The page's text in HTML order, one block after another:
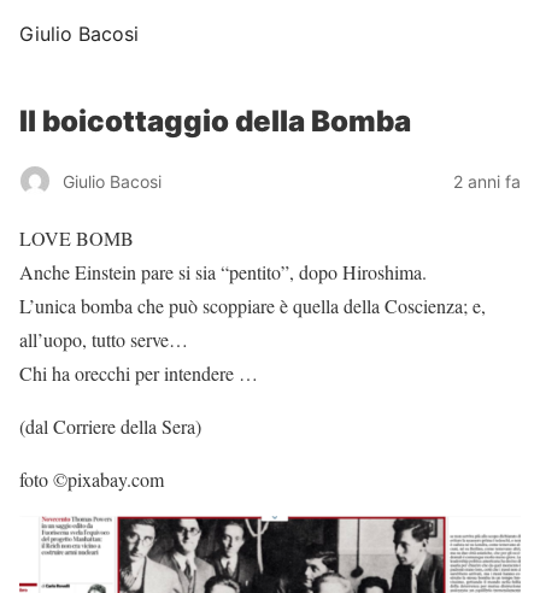
Giulio Bacosi
Il boicottaggio della Bomba
Giulio Bacosi 2 anni fa
LOVE BOMB
Anche Einstein pare si sia “pentito”, dopo Hiroshima.
L’unica bomba che può scoppiare è quella della Coscienza; e,
all’uopo, tutto serve…
Chi ha orecchi per intendere …
(dal Corriere della Sera)
foto ©pixabay.com